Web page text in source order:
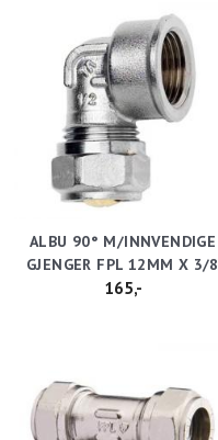
ALBU 90° M/INNVENDIGE
GJENGER FPL 12MM X 3/8
165,-